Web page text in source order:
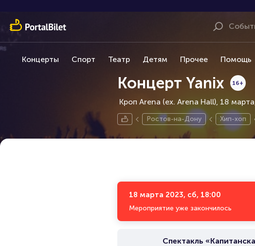
Концерты Спорт Театр Детям Прочее Помощь
Концерт Yanix
Кроп Arena (ex. Arena Hall), 18
16+
Ростов-на-Дону Хип-хоп
18 марта 2023, сб, 18:00
Мероприятие уже закончилось
Спектакль